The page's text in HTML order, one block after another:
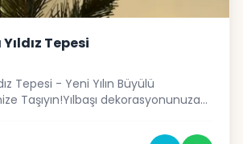
Tepesi
Tepesi - Yeni Yılın Büyülü
Taşıyın!Yılbaşı dekorasyonunuza
Tepesi, özenle tasarlanmış